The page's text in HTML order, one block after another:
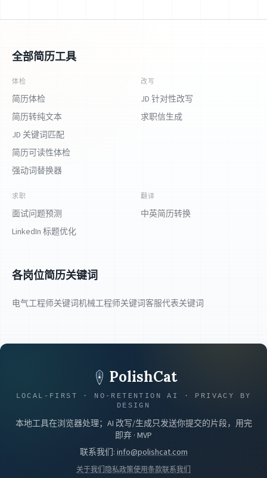
全部简历工具
体检
简历体检
简历转纯文本
JD 关键词匹配
简历可读性体检
强动词替换器
改写
JD 针对性改写
求职信生成
求职
面试问题预测
LinkedIn 标题优化
翻译
中英简历转换
各岗位简历关键词
电气工程师关键词机械工程师关键词客服代表关键词
PolishCat
LOCAL-FIRST · NO-RETENTION AI · PRIVACY BY
DESIGN
本地工具在浏览器处理；AI 改写/生成只发送你提交的片段，用完
即弃 · MVP
联系我们: info@polishcat.com
关于我们隐私政策使用条款联系我们